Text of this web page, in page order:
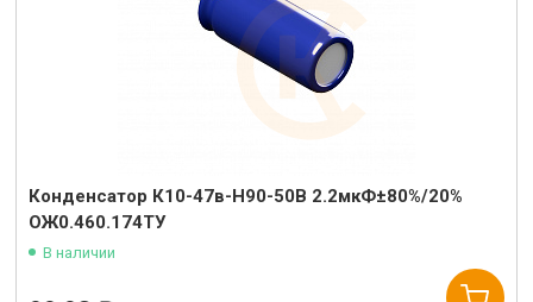
Конденсатор К10-47в-Н90-50В 2.2мкФ±80%/20%
ОЖ0.460.174ТУ
В наличии